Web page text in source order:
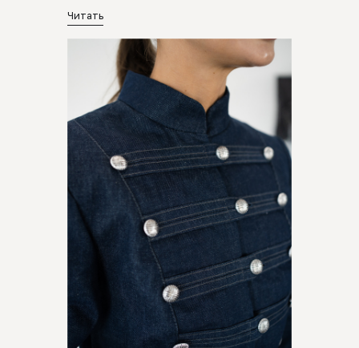
Читать